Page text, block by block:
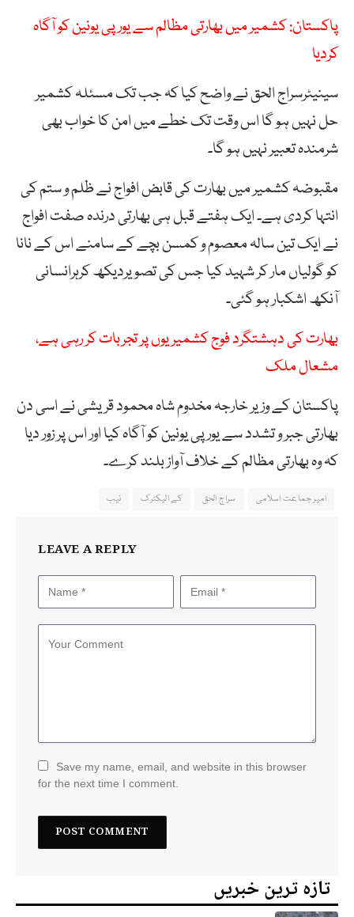
پاکستان: کشمیر میں بھارتی مظالم سے یورپی یونین کو آگاہ
کردیا
سینیٹرسراج الحق نے واضح کیا کہ جب تک مسئلہ کشمیر
حل نہیں ہو گا اس وقت تک خطے میں امن کا خواب بھی
شرمندہ تعبیر نہیں ہو گا۔
مقبوضہ کشمیر میں بھارت کی قابض افواج نے ظلم و ستم کی
انتہا کردی ہے۔ ایک ہفتے قبل ہی بھارتی درندہ صفت افواج
نے ایک تین سالہ معصوم و کمسن بچے کے سامنے اس کے نانا
کو گولیاں مار کر شہید کیا جس کی تصویردیکھ کرہرانسانی
آنکھ اشکبار ہو گئی۔
بھارت کی دہشتگرد فوج کشمیریوں پر تجربات کر رہی ہے،
مشعال ملک
پاکستان کے وزیر خارجہ مخدوم شاہ محمود قریشی نے اسی دن
بھارتی جبر و تشدد سے یورپی یونین کو آگاہ کیا اور اس پر زور دیا
کہ وہ بھارتی مظالم کے خلاف آواز بلند کرے۔
امیر جماعت اسلامی سراج الحق کے الیکٹرک نیب
LEAVE A REPLY
Save my name, email, and website in this browser
for the next time I comment.
تازہ ترین خبریں